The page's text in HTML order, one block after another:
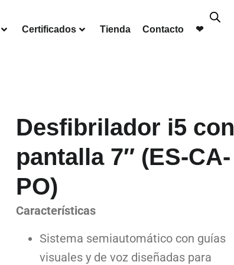
Certificados Tienda Contacto ❤︎
Desfibrilador i5 con
pantalla 7″ (ES-CA-
PO)
Características
Sistema semiautomático con guías
visuales y de voz diseñadas para